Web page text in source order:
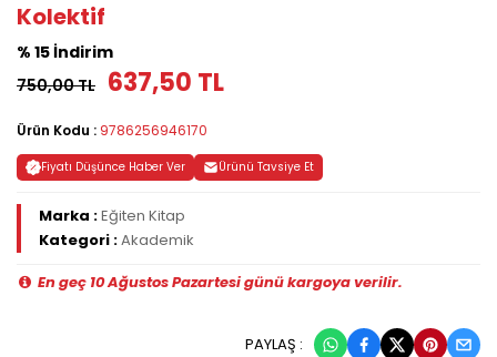
Kolektif
% 15 İndirim
750,00 TL 637,50 TL
Ürün Kodu : 9786256946170
Fiyatı Düşünce Haber Ver Ürünü Tavsiye Et
Marka :Eğiten Kitap
Kategori :Akademik
En geç 10 Ağustos Pazartesi günü kargoya verilir.
PAYLAŞ :